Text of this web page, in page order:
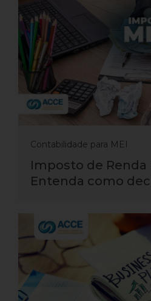
Contabilidade para MEI
Imposto de Renda
Entenda como